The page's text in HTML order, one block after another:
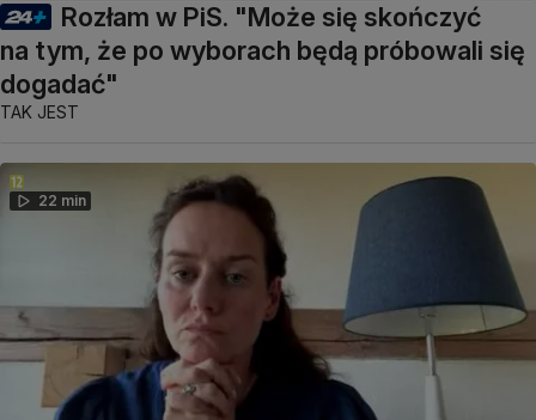
Rozłam w PiS. "Może się skończyć
na tym, że po wyborach będą próbowali się
dogadać"
TAK JEST
22 min